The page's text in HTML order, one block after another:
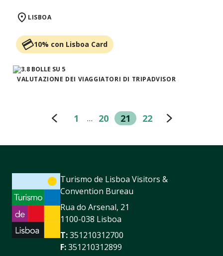
LISBOA
10% con Lisboa Card
VALUTAZIONE DEI VIAGGIATORI DI TRIPADVISOR
1 … 20 21 22
Turismo de Lisboa Visitors &
Convention Bureau
Rua do Arsenal, 21
1100-038 Lisboa
T:351210312700
F:351210312899